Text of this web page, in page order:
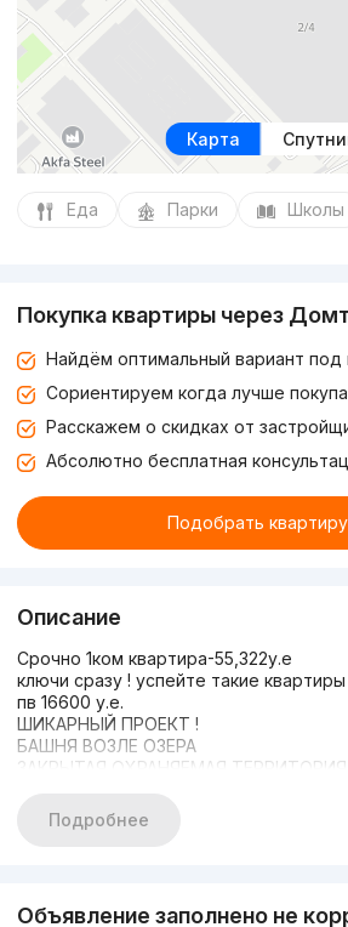
Карта
Еда Парки Школы
Покупка квартиры через
Найдём оптимальный вариант под
Сориентируем когда лучше
Расскажем о скидках от
Абсолютно бесплатная
Подобрать квартиру
Описание
Срочно 1ком квартира-55,322у.е
ключи сразу ! успейте такие
пв 16600 у.е.
ШИКАРНЫЙ ПРОЕКТ !
БАШНЯ ВОЗЛЕ ОЗЕРА
ЗАКРЫТАЯ ОХРАНЯЕМАЯ ТЕРРИТОРИЯ
этаж - 5/9
ЦЕНА - 55,322у.е
Подробнее
Объявление заполнено не